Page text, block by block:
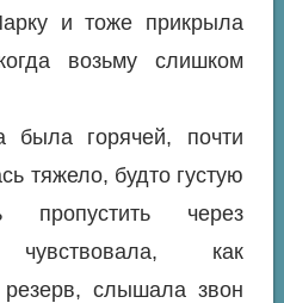
и тоже прикрыла
возьму слишком
была горячей, почти
тяжело, будто густую
пропустить через
как
резерв, слышала звон